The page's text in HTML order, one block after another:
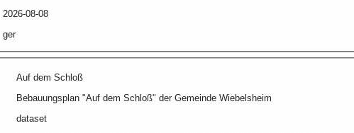
2026-08-08
ger
Auf dem Schloß
Bebauungsplan "Auf dem Schloß" der Gemeinde Wiebelsheim
dataset